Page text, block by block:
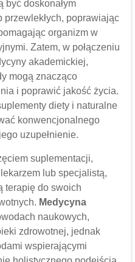
być doskonałym
poprawiając
organizm w
Zatem, w połączeniu
akademickiej,
mogą znacząco
i poprawić jakość życia.
diety i naturalne
konwencjonalnego
uzupełnienie.
suplementacji,
lub specjalistą,
terapię do swoich
Medycyna
naukowych,
zdrowotnej, jednak
wspierającymi